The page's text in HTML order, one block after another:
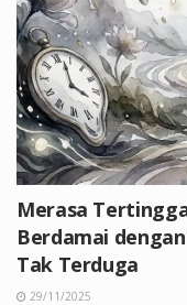
Merasa
Berdamai
Tak Terduga
29/11/2025